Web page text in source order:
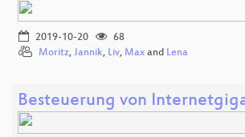
2019-10-20
68
Moritz, Jannik, Liv, Max and Lena
Besteuerung von